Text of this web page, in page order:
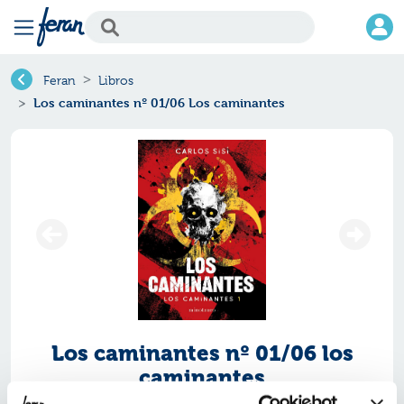
Feran Libros
Los caminantes nº 01/06 Los caminantes
Los caminantes nº 01/06 los
caminantes